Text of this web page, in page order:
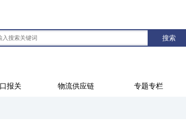
报关 物流供应链 专题专栏